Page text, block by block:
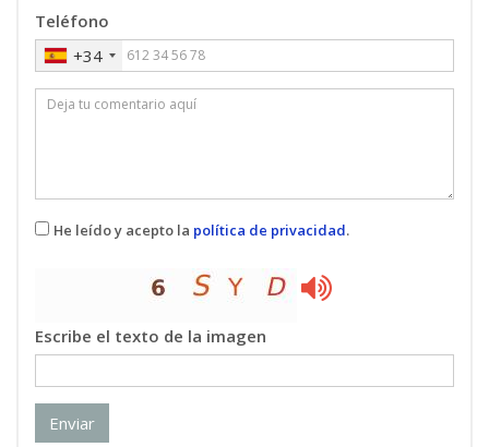
Teléfono
+34
He leído y acepto la política de privacidad.
Escribe el texto de la imagen
Enviar